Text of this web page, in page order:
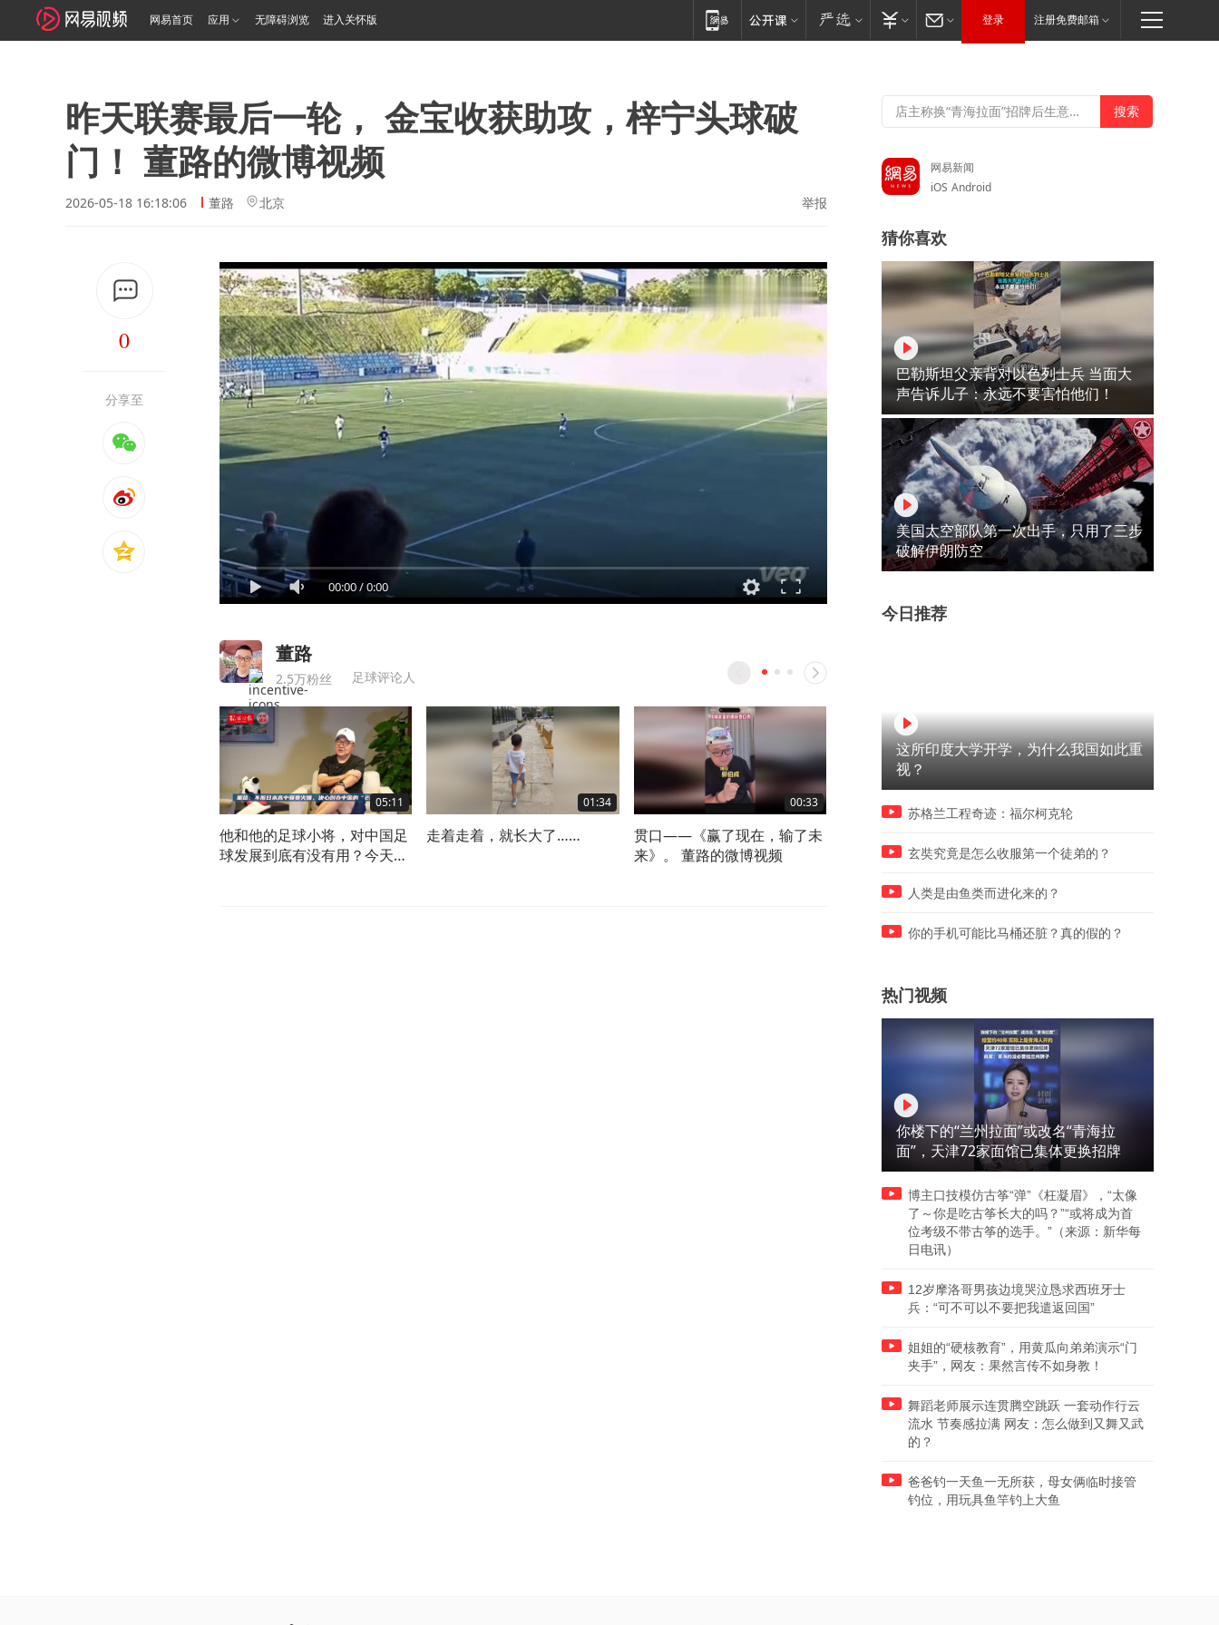
网易首页 应用 无障碍浏览 进入关怀版 登录 注册免费邮箱
昨天联赛最后一轮， 金宝收获助攻，梓宁头球破
门！ 董路的微博视频
2026-05-18 16:18:06 董路 北京 举报
0
分享至
00:00/0:00
董路
2.5万粉丝 足球评论人
05:11
他和他的足球小将，对中国足
球发展到底有没有用？今天，
01:34
走着走着，就长大了……
00:33
贯口——《赢了现在，输了未
来》。 董路的微博视频
微博视频
移。 董路的微博视频
网易新闻
iOS Android
猜你喜欢
巴勒斯坦父亲背对以色列士兵 当面大
声告诉儿子：永远不要害怕他们！
美国太空部队第一次出手，只用了三步
破解伊朗防空
今日推荐
这所印度大学开学，为什么我国如此重
视？
苏格兰工程奇迹：福尔柯克轮
玄奘究竟是怎么收服第一个徒弟的？
人类是由鱼类而进化来的？
你的手机可能比马桶还脏？真的假的？
热门视频
你楼下的“兰州拉面”或改名“青海拉
面”，天津72家面馆已集体更换招牌
博主口技模仿古筝“弹”《枉凝眉》，“太像
了～你是吃古筝长大的吗？”“或将成为首
位考级不带古筝的选手。”（来源：新华每
日电讯）
12岁摩洛哥男孩边境哭泣恳求西班牙士
兵：“可不可以不要把我遣返回国”
姐姐的“硬核教育”，用黄瓜向弟弟演示“门
夹手”，网友：果然言传不如身教！
舞蹈老师展示连贯腾空跳跃 一套动作行云
流水 节奏感拉满 网友：怎么做到又舞又武
的？
爸爸钓一天鱼一无所获，母女俩临时接管
钓位，用玩具鱼竿钓上大鱼